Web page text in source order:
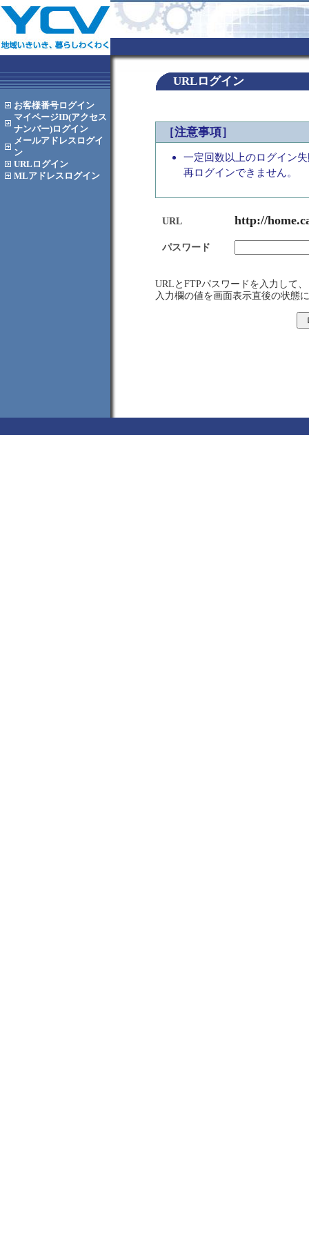
お客様番号ログイン
マイページID(アクセス
ナンバー)ログイン
メールアドレス ログイ
ン
URL ログイン
MLアドレス ログイン
URLログイン
［注意事項］
一定回数以上のログイン
再ログインできません。
URL http://
パスワード
URLとFTPパスワードを入力して
入力欄の値を画面表示直後の状態